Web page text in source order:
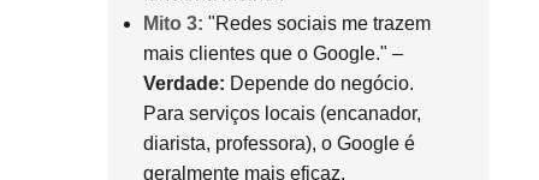
Mito 3: "Redes sociais me trazem
mais clientes que o Google." –
Verdade: Depende do negócio.
Para serviços locais (encanador,
diarista, professora), o Google é
geralmente mais eficaz.